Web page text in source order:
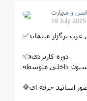
و مهارت
19 July
برگزار مینماید
داخلی متوسطه
حضور اساتید حرفه ای